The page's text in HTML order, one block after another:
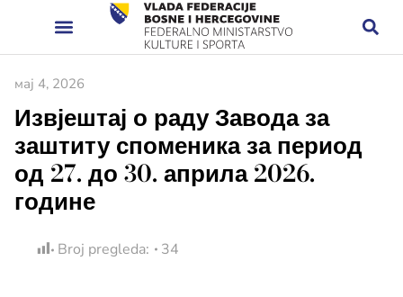
мај 4, 2026
Извјештај о раду Завода за
заштиту споменика за период
од 27. до 30. априла 2026.
године
Broj pregleda: 34